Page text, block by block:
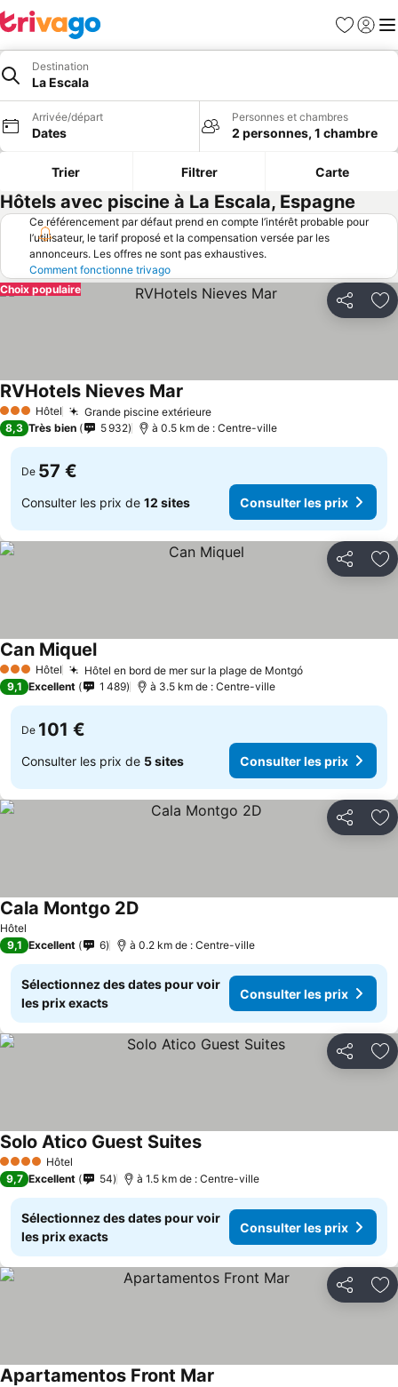
Favoris
Se
Destination
La Escala
Arrivée/départ
Dates
Personnes et chambres
2 personnes, 1 chambre
Trier Filtrer Carte
Hôtels avec piscine à La Escala, Espagne
Ce référencement par défaut prend en compte l’intérêt probable pour
l’utilisateur, le tarif proposé et la compensation versée par les
annonceurs. Les offres ne sont pas exhaustives.
Comment fonctionne trivago
Partager
Choix populaire
3 ÉtoilesHôtel Grande piscine extérieureConsulter les prix
RVHotels Nieves Mar
8,3 Très bien 5 932 à 0.5 km de : Centre-ville
De 57 €
Consulter les prix de 12 sites Consulter les prix
Partager
3 ÉtoilesHôtel Hôtel en bord de mer sur la plage de MontgóConsulter les
Can MiquelConsulter les prix
9,1 Excellent 1 489 à 3.5 km de : Centre-ville
De 101 €
Consulter les prix de 5 sites Consulter les prix
Partager
Hôtel
Cala Montgo 2D
9,1 Excellent 6 à 0.2 km de : Centre-ville
Sélectionnez des dates pour voir
les prix exacts
Consulter les prix
Partager
4 Étoiles Hôtel
Solo Atico Guest SuitesConsulter les prix
9,7 Excellent 54 à 1.5 km de : Centre-ville
Sélectionnez des dates pour voir
les prix exacts
Consulter les prix
Partager
Apartamentos Front Mar